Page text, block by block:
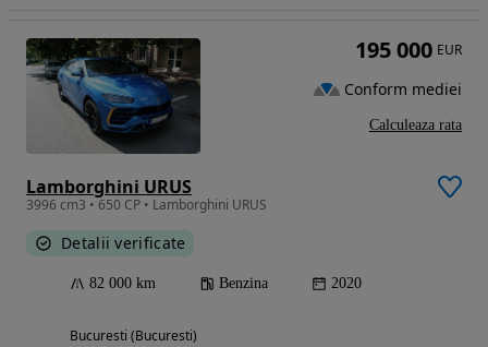
Lamborghini URUS
3996 cm3 • 650 CP • Lamborghini URUS
Detalii verificate
82 000 km Benzina 2020
Bucuresti (Bucuresti)
195 000 EUR
Conform mediei
Calculeaza rata